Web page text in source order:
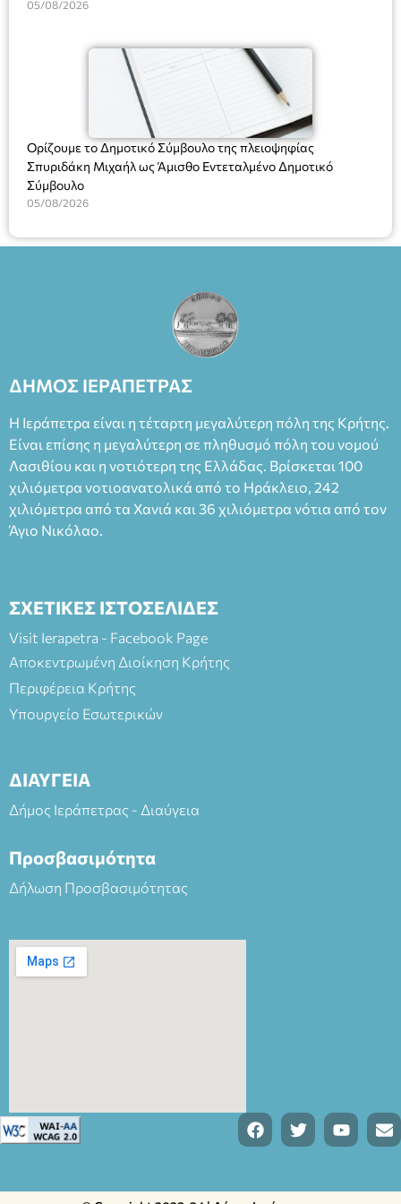
05/08/2026
Ορίζουμε το Δημοτικό Σύμβουλο της πλειοψηφίας
Σπυριδάκη Μιχαήλ ως Άμισθο Εντεταλμένο Δημοτικό
Σύμβουλο
05/08/2026
ΔΗΜΟΣ ΙΕΡΑΠΕΤΡΑΣ
Η Ιεράπετρα είναι η τέταρτη μεγαλύτερη πόλη της Κρήτης.
Είναι επίσης η μεγαλύτερη σε πληθυσμό πόλη του νομού
Λασιθίου και η νοτιότερη της Ελλάδας. Βρίσκεται 100
χιλιόμετρα νοτιοανατολικά από το Ηράκλειο, 242
χιλιόμετρα από τα Χανιά και 36 χιλιόμετρα νότια από τον
Άγιο Νικόλαο.
ΣΧΕΤΙΚΕΣ ΙΣΤΟΣΕΛΙΔΕΣ
Visit Ierapetra - Facebook Page
Αποκεντρωμένη Διοίκηση Κρήτης
Περιφέρεια Κρήτης
Υπουργείο Εσωτερικών
ΔΙΑΥΓΕΙΑ
Δήμος Ιεράπετρας - Διαύγεια
Προσβασιμότητα
Δήλωση Προσβασιμότητας